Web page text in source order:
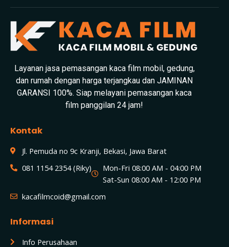
Layanan jasa pemasangan kaca film mobil, gedung,
dan rumah dengan harga terjangkau dan JAMINAN
GARANSI 100%. Siap melayani pemasangan kaca
film panggilan 24 jam!
Kontak
Jl. Pemuda no 9c Kranji, Bekasi, Jawa Barat
081 1154 2354 (Riky)
Mon-Fri 08:00 AM - 04:00 PM
Sat-Sun 08:00 AM - 12:00 PM
kacafilmcoid@gmail.com
Informasi
Info Perusahaan